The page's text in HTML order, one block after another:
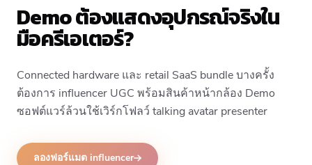
Demo ต้องแสดงอุปกรณ์จริงใน
มือครีเอเตอร์?
Connected hardware และ retail SaaS bundle บางครั้ง
ต้องการ influencer UGC พร้อมสินค้าหน้ากล้อง Demo
ซอฟต์แวร์ล้วนใช้เวิร์กโฟลว์ talking avatar presenter
ลองฟอร์แมต influencer